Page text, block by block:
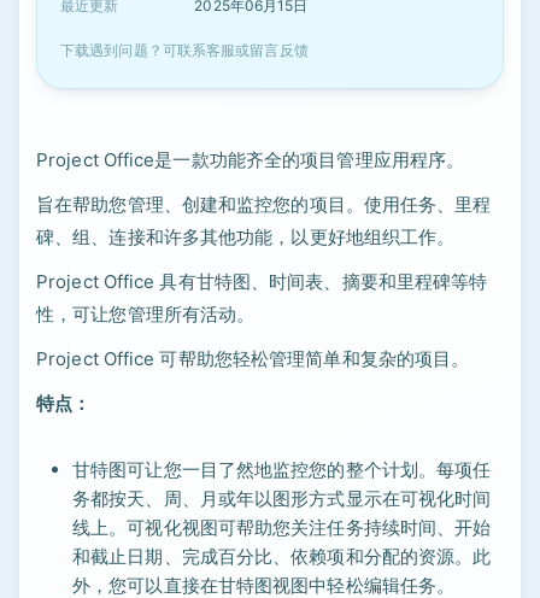
最近更新 2025年06月15日
下载遇到问题？可联系客服或留言反馈
Project Office是一款功能齐全的项目管理应用程序。
旨在帮助您管理、创建和监控您的项目。使用任务、里程
碑、组、连接和许多其他功能，以更好地组织工作。
Project Office 具有甘特图、时间表、摘要和里程碑等特
性，可让您管理所有活动。
Project Office 可帮助您轻松管理简单和复杂的项目。
特点：
甘特图可让您一目了然地监控您的整个计划。每项任
务都按天、周、月或年以图形方式显示在可视化时间
线上。可视化视图可帮助您关注任务持续时间、开始
和截止日期、完成百分比、依赖项和分配的资源。此
外，您可以直接在甘特图视图中轻松编辑任务。